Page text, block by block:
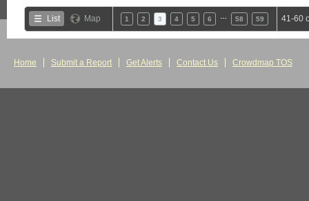
List Map 1 2 3 4 5 6 58 59 41-60
Home Submit a Report Get Alerts Contact Us Crowdmap TOS